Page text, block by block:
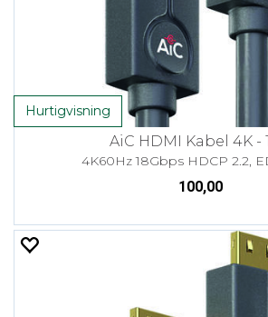
Hurtigvisning
AiC HDMI Kabel 4K -
4K60Hz 18Gbps HDCP 2.2,
100,00